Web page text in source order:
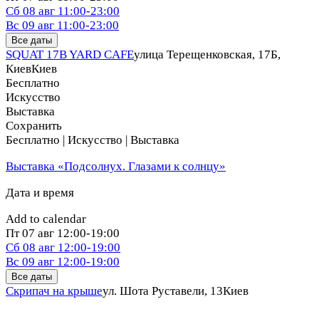
Сб 08 авг 11:00-23:00
Вс 09 авг 11:00-23:00
Все даты
SQUAT 17B YARD CAFEулица Терещенковская, 17Б,
КиевКиев
Бесплатно
Искусство
Выставка
Сохранить
Бесплатно | Искусство | Выставка
Выставка «Подсолнух. Глазами к солнцу»
Дата и время
Add to calendar
Пт 07 авг 12:00-19:00
Сб 08 авг 12:00-19:00
Вс 09 авг 12:00-19:00
Все даты
Скрипач на крышеул. Шота Руставели, 13Киев